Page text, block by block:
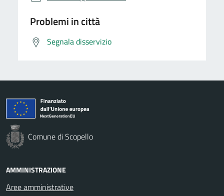
Problemi in città
Segnala disservizio
Comune di Scopello
AMMINISTRAZIONE
Aree amministrative